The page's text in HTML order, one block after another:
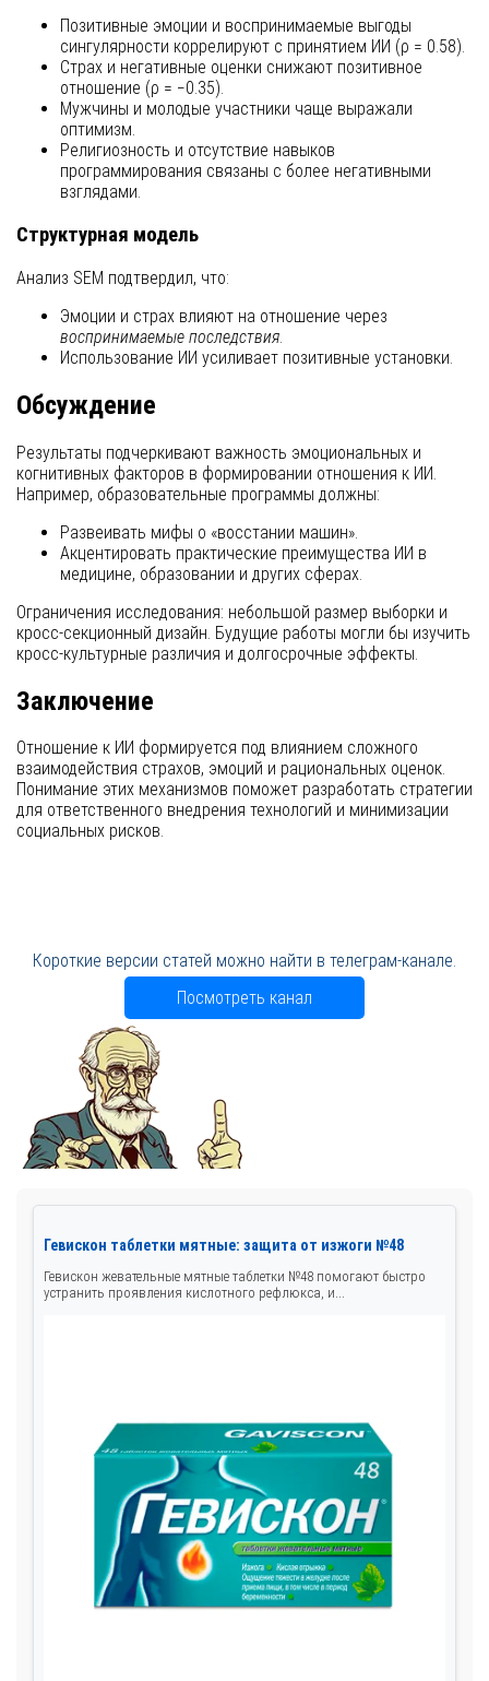
Позитивные эмоции и воспринимаемые выгоды
сингулярности коррелируют с принятием ИИ (ρ = 0.58).
Страх и негативные оценки снижают позитивное
отношение (ρ = −0.35).
Мужчины и молодые участники чаще выражали
оптимизм.
Религиозность и отсутствие навыков
программирования связаны с более негативными
взглядами.
Структурная модель
Анализ SEM подтвердил, что:
Эмоции и страх влияют на отношение через
воспринимаемые последствия
Использование ИИ усиливает позитивные установки.
Обсуждение
Результаты подчеркивают важность эмоциональных и
когнитивных факторов в формировании отношения к ИИ.
Например, образовательные программы должны:
Развеивать мифы о «восстании машин».
Акцентировать практические преимущества ИИ в
медицине, образовании и других сферах.
Ограничения исследования: небольшой размер выборки и
кросс-секционный дизайн. Будущие работы могли бы изучить
кросс-культурные различия и долгосрочные эффекты.
Заключение
Отношение к ИИ формируется под влиянием сложного
взаимодействия страхов, эмоций и рациональных оценок.
Понимание этих механизмов поможет разработать стратегии
для ответственного внедрения технологий и минимизации
социальных рисков.
Короткие версии статей можно найти в телеграм-канале.
Посмотреть канал
Гевискон таблетки мятные: защита от изжоги №48
Гевискон жевательные мятные таблетки №48 помогают быстро
устранить проявления кислотного рефлюкса, и...